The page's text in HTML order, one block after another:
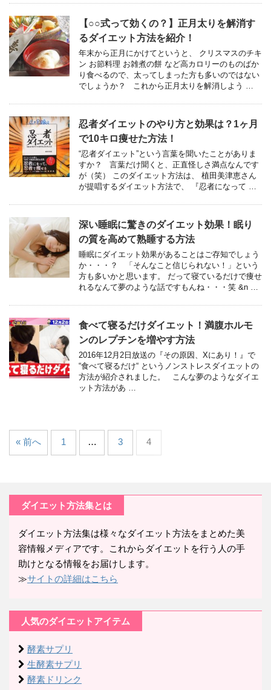
【○○式って効くの？】正月太りを解消す
るダイエット方法を紹介！
年末から正月にかけてというと、 クリスマスのチキ
ン お節料理 お雑煮の餅 など高カロリーのものばか
り食べるので、太ってしまった方も多いのではない
でしょうか？ これから正月太りを解消しよう …
忍者ダイエットのやり方と効果は？1ヶ月
で10キロ痩せた方法！
“忍者ダイエット”という言葉を聞いたことがありま
すか？ 言葉だけ聞くと、正直怪しさ満点なんです
が（笑） このダイエット方法は、 植田美津恵さん
が提唱するダイエット方法で、 『忍者になって …
深い睡眠に驚きのダイエット効果！眠り
の質を高めて熟睡する方法
睡眠にダイエット効果があることはご存知でしょう
か・・・？ 「そんなこと信じられない！」という
方も多いかと思います。 だって寝ているだけで痩せ
れるなんて夢のような話ですもんね・・・笑 &n …
食べて寝るだけダイエット！満腹ホルモ
ンのレプチンを増やす方法
2016年12月2日放送の『その原因、Xにあり！』で
“食べて寝るだけ“ というノンストレスダイエットの
方法が紹介されました。 こんな夢のようなダイエ
ット方法があ …
« 前へ 1 … 3 4
ダイエット方法集とは
ダイエット方法集は様々なダイエット方法をまとめた美
容情報メディアです。これからダイエットを行う人の手
助けとなる情報をお届けします。
≫サイトの詳細はこちら
人気のダイエットアイテム
酵素サプリ
生酵素サプリ
酵素ドリンク